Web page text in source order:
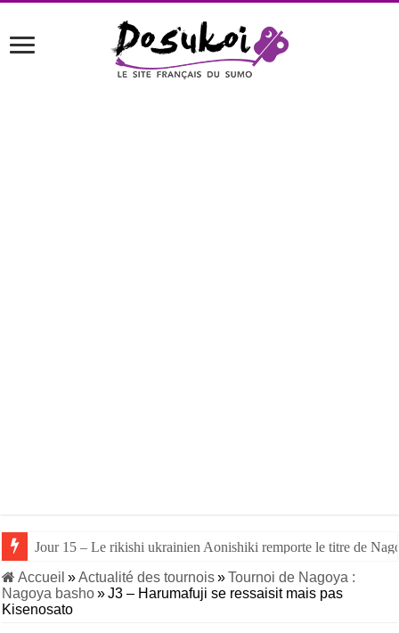
Jour 15 – Le rikishi ukrainien Aonishiki remporte le titre de
Jour 14 – Aonishiki triomphe de Takerufuji et se rapproche du
Accueil »Actualité des tournois»Tournoi de Nagoya :
Nagoya basho»J3 – Harumafuji se ressaisit mais pas
Kisenosato